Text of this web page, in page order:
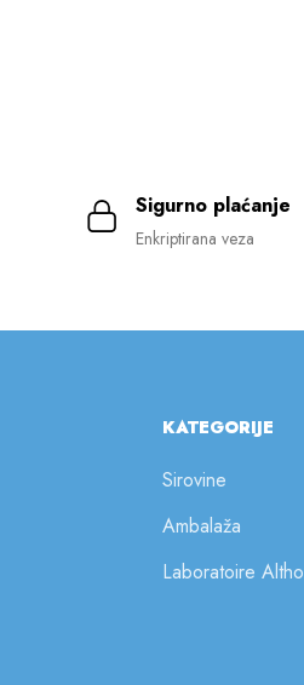
Sigurno plaćanje
Enkriptirana veza
KATEGORIJE
Sirovine
Ambalaža
Laboratoire Altho